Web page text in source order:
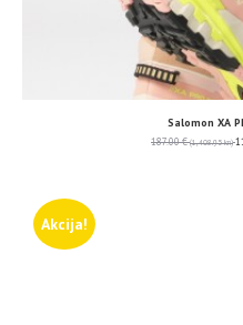
Salomon XA
187.00€ (1,408.95 kn)
Akcija!